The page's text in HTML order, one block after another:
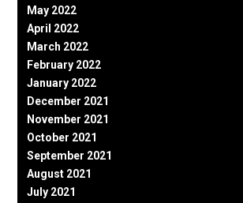
May 2022
April 2022
March 2022
February 2022
January 2022
December 2021
November 2021
October 2021
September 2021
August 2021
July 2021